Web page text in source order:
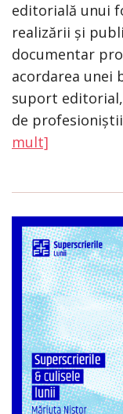
editorială unui
realizării și
documentar
acordarea unei
suport
de
mult]